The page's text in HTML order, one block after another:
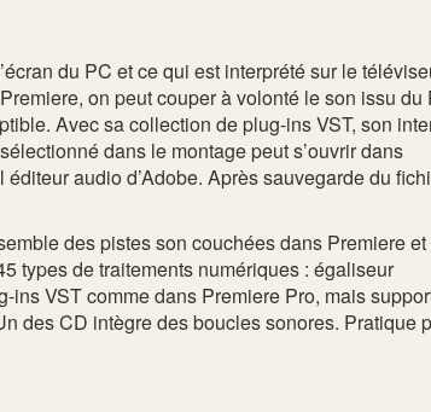
du PC et ce qui est interprété sur le
on peut couper à volonté le son issu du
Avec sa collection de plug-ins VST, son
dans le montage peut s’ouvrir dans
audio d’Adobe. Après sauvegarde du
des pistes son couchées dans Premiere et
types de traitements numériques : égaliseur
VST comme dans Premiere Pro, mais
des CD intègre des boucles sonores. Pratique